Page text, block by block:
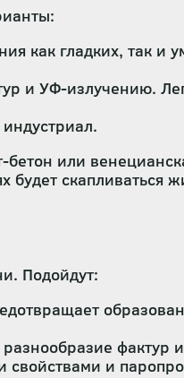
как гладких, так и
и УФ-излучению.
или
скапливаться
Подойдут:
фактур
свойствами и